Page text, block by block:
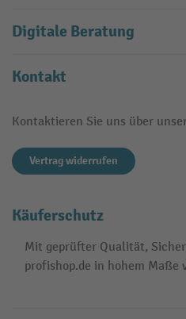
Digitale Beratung
Kontakt
Kontaktieren Sie uns über
Vertrag widerrufen
Käuferschutz
Mit geprüfter Qualität,
profishop.de in hohem Maße